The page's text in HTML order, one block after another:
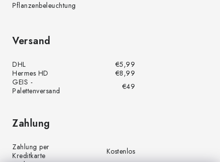
Pflanzenbeleuchtung
Versand
DHL
€5,99
Hermes HD
€8,99
GEIS -
Palettenversand
€49
Zahlung
Zahlung per
Kreditkarte
Kostenlos